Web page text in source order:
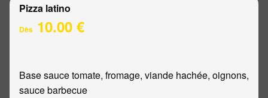
Pizza latino
Dès 10.00 €
Base sauce tomate, fromage, viande hachée, oignons,
sauce barbecue